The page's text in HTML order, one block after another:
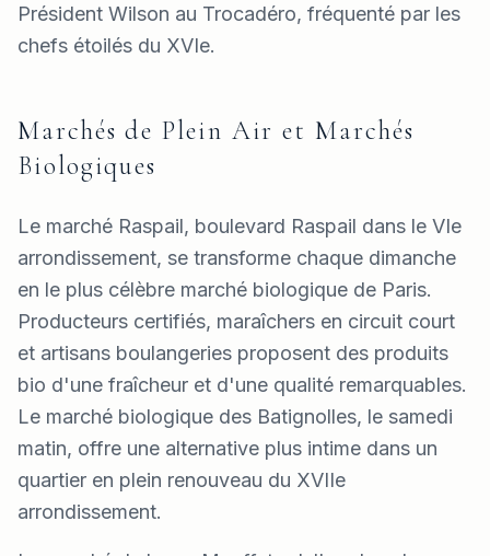
Président Wilson au Trocadéro, fréquenté par les
chefs étoilés du XVIe.
Marchés de Plein Air et Marchés
Biologiques
Le marché Raspail, boulevard Raspail dans le VIe
arrondissement, se transforme chaque dimanche
en le plus célèbre marché biologique de Paris.
Producteurs certifiés, maraîchers en circuit court
et artisans boulangeries proposent des produits
bio d'une fraîcheur et d'une qualité remarquables.
Le marché biologique des Batignolles, le samedi
matin, offre une alternative plus intime dans un
quartier en plein renouveau du XVIIe
arrondissement.